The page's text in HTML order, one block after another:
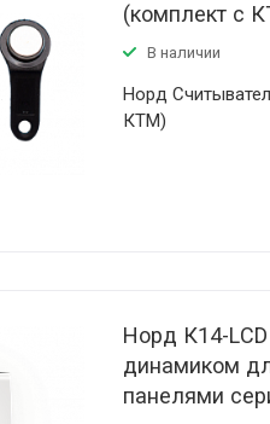
(комплект с
В наличии
Норд
КТМ)
Норд К14-
динамиком
панелями